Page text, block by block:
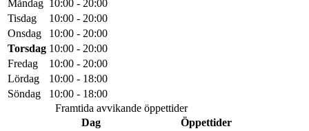
Måndag 10:00 - 20:00
Tisdag
10:00 - 20:00
Onsdag
10:00 - 20:00
Torsdag 10:00 - 20:00
Fredag
10:00 - 20:00
Lördag
10:00 - 18:00
Söndag
10:00 - 18:00
Framtida avvikande öppettider
Dag
Öppettider